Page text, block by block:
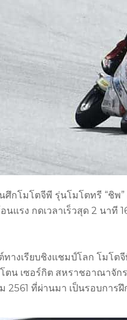
ศึกโมโตจีพี รุ่นโมโตทรี “ชิ
นแรง กดเวลาเร็วสุด 2 นาที
างเรียบชิงแชมป์โลก โมโต
ตน เซอร์กิต สหราชอาณาจั
2561 ที่ผ่านมา เป็นรอบการ